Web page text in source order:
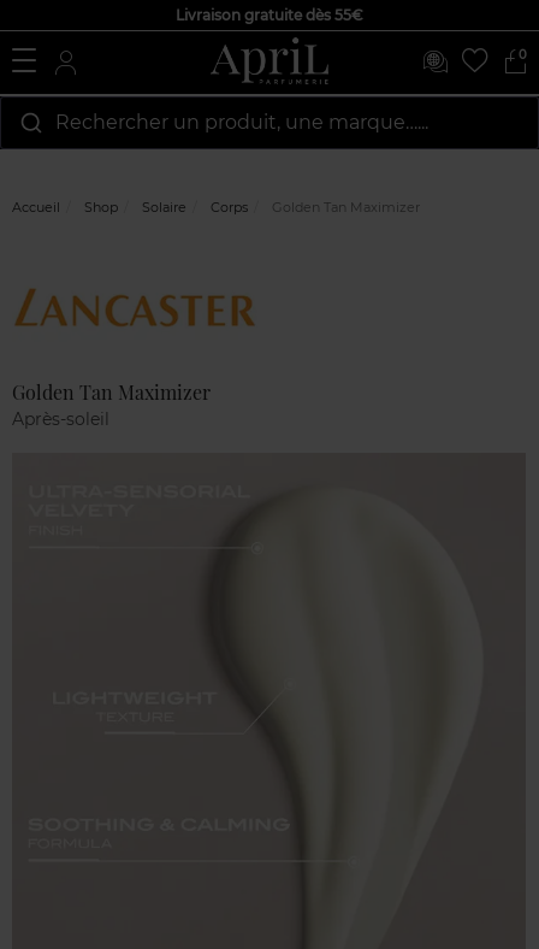
Livraison gratuite dès 55€
0
Rechercher un produit, une marque…...
Accueil Shop Solaire Corps Golden Tan Maximizer
Golden Tan Maximizer
Après-soleil